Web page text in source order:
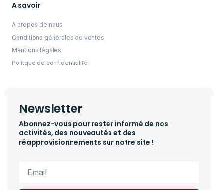
A savoir
A propos de nous
Conditions générales de ventes
Mentions légales
Politque de confidentialité
Newsletter
Abonnez-vous pour rester informé de nos
activités, des nouveautés et des
réapprovisionnements sur notre site !